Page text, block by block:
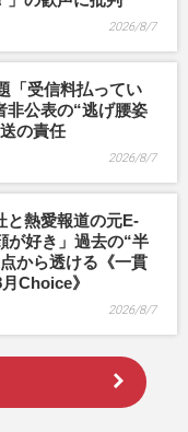
2026/8/7
「受信料払ってい
公表の“逃げ腰姿
の責任
2026/8/7
と熱愛報道の元E-
が好き」過去の“半
から透ける《一貫
Choice》
2026/8/7